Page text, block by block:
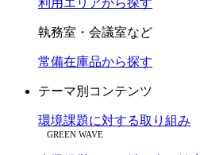
利用エリアから探す
執務室・会議室など
常備在庫品から探す
テーマ別コンテンツ
環境課題に対する取り組み
GREEN WAVE